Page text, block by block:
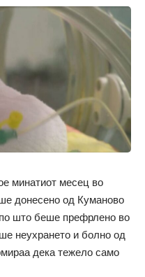
минатиот месец во
донесено од Куманово
по што беше префрлено во
неухрането и болно од
дека тежело само